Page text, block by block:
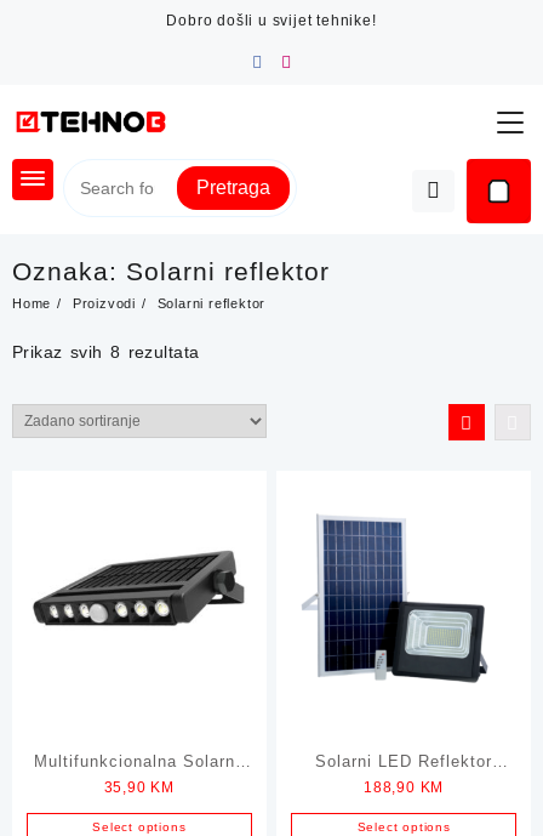
Dobro došli u svijet tehnike!
Pretraga
Oznaka: Solarni reflektor
Home Proizvodi Solarni reflektor
Prikaz svih 8 rezultata
Multifunkcionalna Solarna
LED Lampa GREEN TECH
5W 4000K
35,90 KM
Select options
Solarni LED Reflektor
GREEN TECH 100W
188,90 KM
Select options